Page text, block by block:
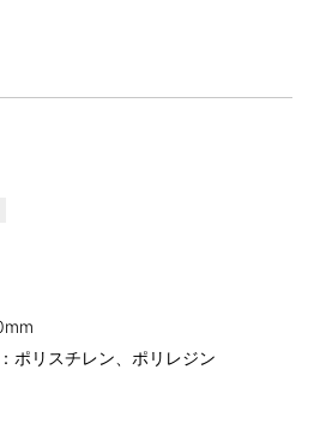
ポリスチレン、ポリレジン